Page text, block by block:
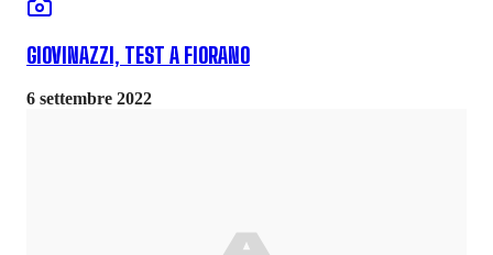
GIOVINAZZI, TEST A FIORANO
6 settembre 2022